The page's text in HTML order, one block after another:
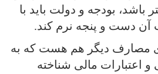
باشد، بودجه و دولت باید با
دست و پنجه نرم کند.
مصارف دیگر هم هست که به
اعتبارات مالی شناخته